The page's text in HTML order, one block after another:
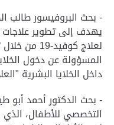
- بحث البروفيسور طالب
يهدف إلى تطوير
لعلاج كوفيد-
المسؤولة عن دخول
داخل الخلايا البشرية
- بحث الدكتور أحمد أبو